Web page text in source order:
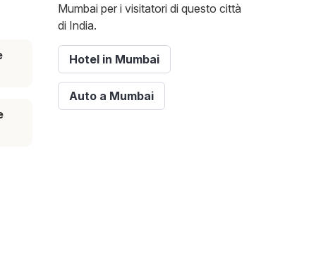
Mumbai per i visitatori di questo città
di India.
Hotel in Mumbai
Auto a Mumbai